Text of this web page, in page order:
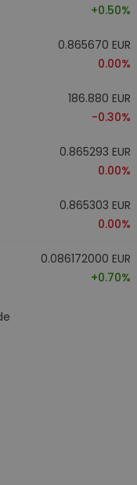
+0.50%
0.865670 EUR
0.00%
186.880 EUR
-0.30%
0.865293 EUR
0.00%
0.865303 EUR
0.00%
0.086172000 EUR
+0.70%